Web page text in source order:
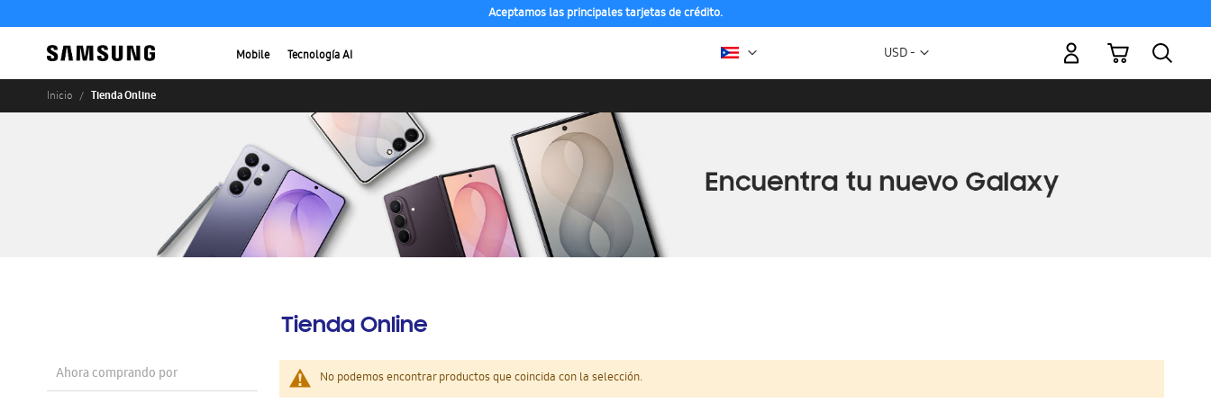
Aceptamos las principales tarjetas de crédito.
Mobile Tecnología AI Moneda
USD -
Mi carrito
Inicio Tienda Online
Tienda Online
No podemos encontrar productos que coincida con la selección.
Ahora comprando por